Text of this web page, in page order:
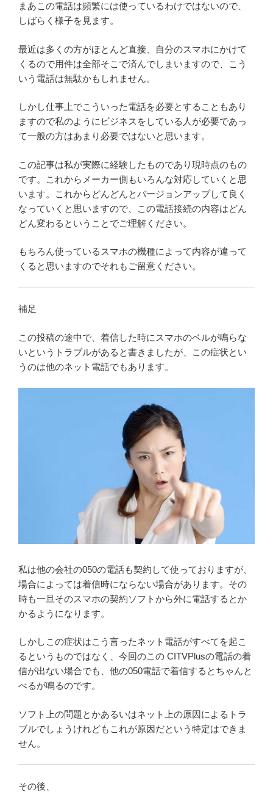
まあこの電話は頻繁には使っているわけではないので、
しばらく様子を見ます。
最近は多くの方がほとんど直接、自分のスマホにかけて
くるので用件は全部そこで済んでしまいますので、こう
いう電話は無駄かもしれません。
しかし仕事上でこういった電話を必要とすることもあり
ますので私のようにビジネスをしている人が必要であっ
て一般の方はあまり必要ではないと思います。
この記事は私が実際に経験したものであり現時点のもの
です。これからメーカー側もいろんな対応していくと思
います。これからどんどんとバージョンアップして良く
なっていくと思いますので、この電話接続の内容はどん
どん変わるということでご理解ください。
もちろん使っているスマホの機種によって内容が違って
くると思いますのでそれもご留意ください。
補足
この投稿の途中で、着信した時にスマホのベルが鳴らな
いというトラブルがあると書きましたが、この症状とい
うのは他のネット電話でもあります。
私は他の会社の050の電話も契約して使っておりますが、
場合によっては着信時にならない場合があります。その
時も一旦そのスマホの契約ソフトから外に電話するとか
かるようになります。
しかしこの症状はこう言ったネット電話がすべてを起こ
るというものではなく、今回のこの CITVPlusの電話の着
信が出ない場合でも、他の050電話で着信するとちゃんと
べるが鳴るのです。
ソフト上の問題とかあるいはネット上の原因によるトラ
ブルでしょうけれどもこれが原因だという特定はできま
せん。
その後、